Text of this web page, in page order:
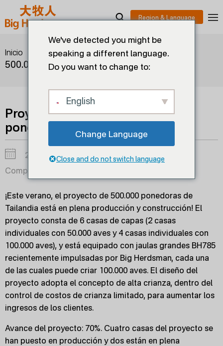
Inicio Soluciones >
Proyecto de jaulas para
500.000 ponedoras en Tailandia
Proyecto de jaulas para 500.000
ponedoras en Tailandia
2025-01-20
Compartir en:
¡Este verano, el proyecto de 500.000 ponedoras de
Tailandia está en plena producción y construcción! El
proyecto consta de 6 casas de capas (2 casas
individuales con 50.000 aves y 4 casas individuales con
100.000 aves), y está equipado con jaulas grandes BH785
recientemente impulsadas por Big Herdsman, cada una
de las cuales puede criar 100.000 aves. El diseño del
proyecto adopta el concepto de alta crianza, dentro del
control de costos de crianza limitado, para aumentar los
ingresos de los clientes.
Avance del proyecto: 70%. Cuatro casas del proyecto se
han puesto en producción y dos están en plena
We've detected you might be
speaking a different language.
Do you want to change to:
English
Change Language
Close and do not switch language